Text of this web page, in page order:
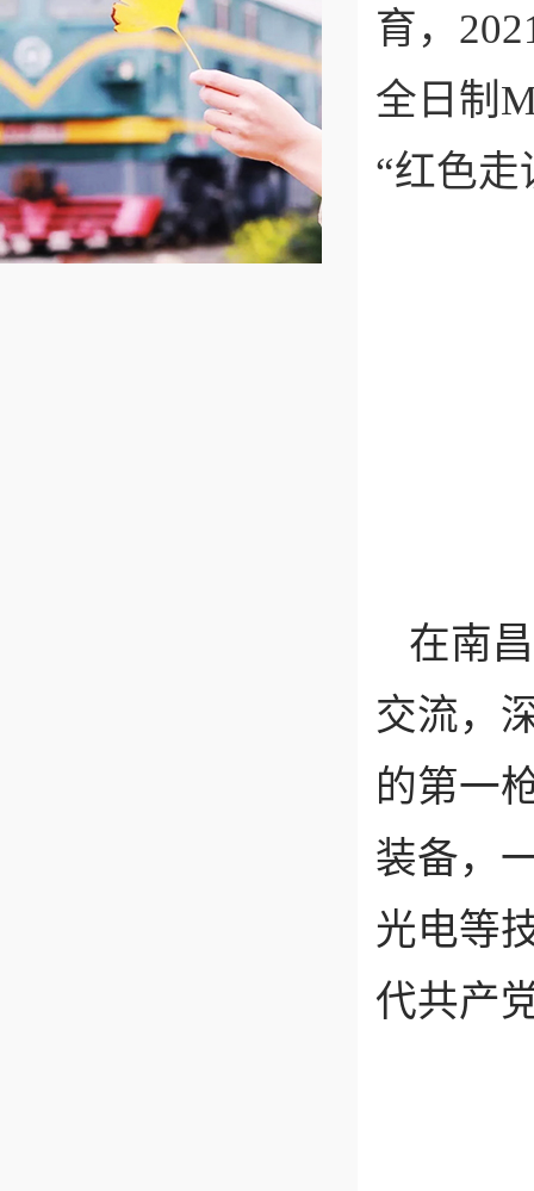
育，
全日制
“红色走
在南
交流，
的第一
装备，
光电等
代共产